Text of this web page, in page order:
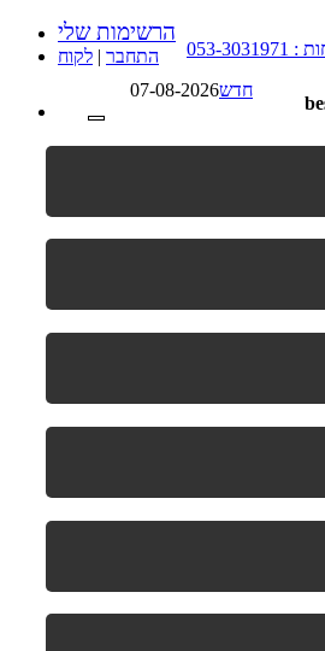
07-08-2026
הרשימות שלי
התחבר | לקוח
חדש